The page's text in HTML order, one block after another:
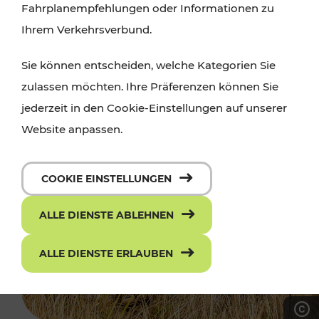
Fahrplanempfehlungen oder Informationen zu
Ihrem Verkehrsverbund.
Sie können entscheiden, welche Kategorien Sie
zulassen möchten. Ihre Präferenzen können Sie
jederzeit in den Cookie-Einstellungen auf unserer
Website anpassen.
COOKIE EINSTELLUNGEN
ALLE DIENSTE ABLEHNEN
ALLE DIENSTE ERLAUBEN